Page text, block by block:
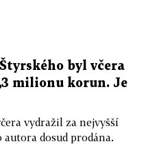
byl včera
milionu korun. Je
vydražil za nejvyšší
dosud prodána.